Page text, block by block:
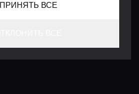
ПРИНЯТЬ ВСЕ